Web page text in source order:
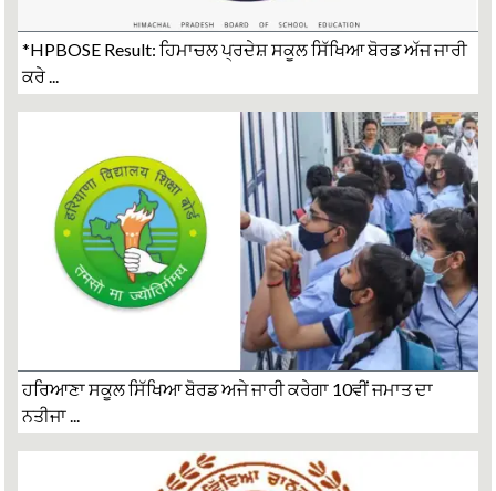
*HPBOSE Result: ਹਿਮਾਚਲ ਪ੍ਰਦੇਸ਼ ਸਕੂਲ ਸਿੱਖਿਆ ਬੋਰਡ ਅੱਜ ਜਾਰੀ
ਕਰੇ ...
ਹਰਿਆਣਾ ਸਕੂਲ ਸਿੱਖਿਆ ਬੋਰਡ ਅਜੇ ਜਾਰੀ ਕਰੇਗਾ 10ਵੀਂ ਜਮਾਤ ਦਾ
ਨਤੀਜਾ ...